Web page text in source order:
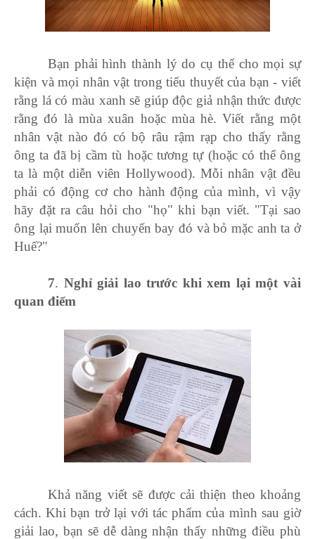
Bạn phải hình thành lý do cụ thể cho mọi sự
kiện và mọi nhân vật trong tiểu thuyết của bạn - viết
rằng lá có màu xanh sẽ giúp độc giả nhận thức được
rằng đó là mùa xuân hoặc mùa hè. Viết rằng một
nhân vật nào đó có bộ râu rậm rạp cho thấy rằng
ông ta đã bị cầm tù hoặc tương tự (hoặc có thể ông
ta là một diễn viên Hollywood). Mỗi nhân vật đều
phải có động cơ cho hành động của mình, vì vậy
hãy đặt ra câu hỏi cho "họ" khi bạn viết. "Tại sao
ông lại muốn lên chuyến bay đó và bỏ mặc anh ta ở
Huế?"
7. Nghỉ giải lao trước khi xem lại một vài
quan điểm
Khả năng viết sẽ được cải thiện theo khoảng
cách. Khi bạn trở lại với tác phẩm của mình sau giờ
giải lao, bạn sẽ dễ dàng nhận thấy những điều phù